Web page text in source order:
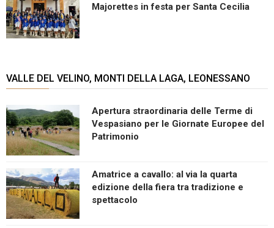
Majorettes in festa per Santa Cecilia
VALLE DEL VELINO, MONTI DELLA LAGA, LEONESSANO
Apertura straordinaria delle Terme di
Vespasiano per le Giornate Europee del
Patrimonio
Amatrice a cavallo: al via la quarta
edizione della fiera tra tradizione e
spettacolo